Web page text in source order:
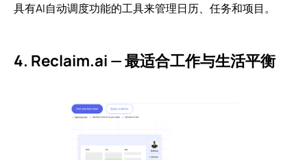
具有AI自动调度功能的工具来管理日历、任务和项目。
4. Reclaim.ai — 最适合工作与生活平衡